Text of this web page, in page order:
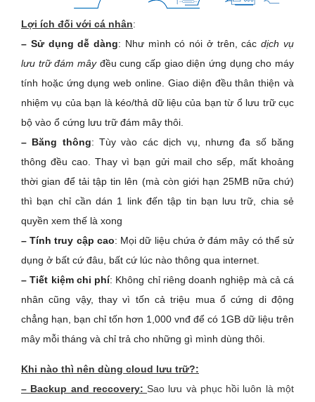
Lợi ích đối với cá nhân:
– Sử dụng dễ dàng: Như mình có nói ở trên, cácdịch vụ
lưu trữ đám mâyđều cung cấp giao diện ứng dụng cho máy
tính hoặc ứng dụng web online. Giao diện đều thân thiện và
nhiệm vụ của bạn là kéo/thả dữ liệu của bạn từ ổ lưu trữ cục
bộ vào ổ cứng lưu trữ đám mây thôi.
– Băng thông: Tùy vào các dịch vụ, nhưng đa số băng
thông đều cao. Thay vì bạn gửi mail cho sếp, mất khoảng
thời gian để tải tập tin lên (mà còn giới hạn 25MB nữa chứ)
thì bạn chỉ cần dán 1 link đến tập tin bạn lưu trữ, chia sẻ
quyền xem thế là xong
– Tính truy cập cao: Mọi dữ liệu chứa ở đám mây có thể sử
dụng ở bất cứ đâu, bất cứ lúc nào thông qua internet.
– Tiết kiệm chi phí: Không chỉ riêng doanh nghiệp mà cả cá
nhân cũng vậy, thay vì tốn cả triệu mua ổ cứng di động
chẳng hạn, bạn chỉ tốn hơn 1,000 vnđ để có 1GB dữ liệu trên
mây mỗi tháng và chỉ trả cho những gì mình dùng thôi.
Khi nào thì nên dùng cloud lưu trữ?:
– Backup and reccovery:Sao lưu và phục hồi luôn là một